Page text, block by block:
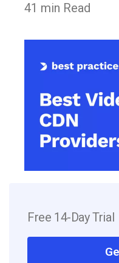
41 min Read
Free 14-Day Trial